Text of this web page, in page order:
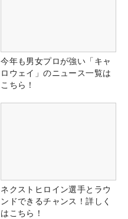
今年も男女プロが強い「キャ
ロウェイ」のニュース一覧は
こちら！
ネクストヒロイン選手とラウ
ンドできるチャンス！詳しく
はこちら！